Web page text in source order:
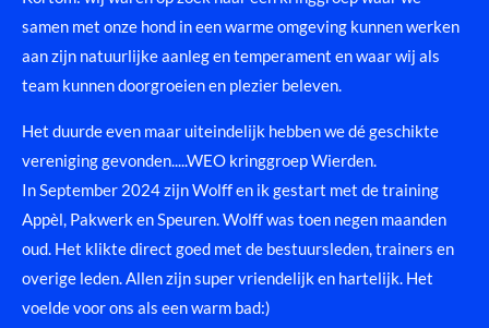
samen met onze hond in een warme omgeving kunnen werken
aan zijn natuurlijke aanleg en temperament en waar wij als
team kunnen doorgroeien en plezier beleven.
Het duurde even maar uiteindelijk hebben we dé geschikte
vereniging gevonden.....WEO kringgroep Wierden.
In September 2024 zijn Wolff en ik gestart met de training
Appèl, Pakwerk en Speuren. Wolff was toen negen maanden
oud. Het klikte direct goed met de bestuursleden, trainers en
overige leden. Allen zijn super vriendelijk en hartelijk. Het
voelde voor ons als een warm bad:)